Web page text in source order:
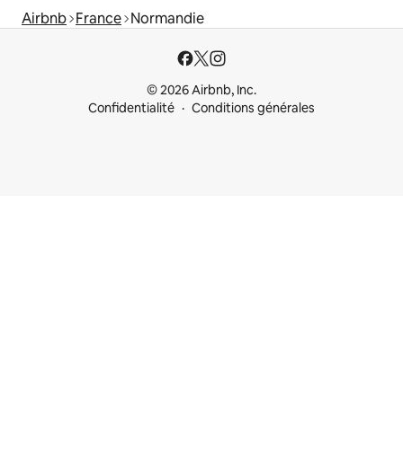
Airbnb France Normandie
© 2026 Airbnb, Inc.
Confidentialité
Conditions générales